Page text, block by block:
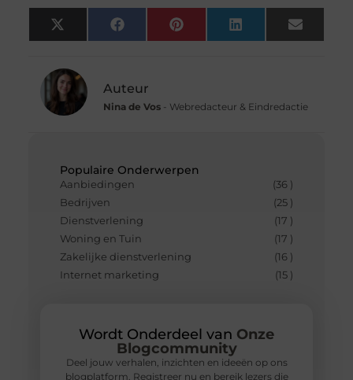
Populaire Onderwerpen
Aanbiedingen
(36 )
Bedrijven
(25 )
Dienstverlening
(17 )
Woning en Tuin
(17 )
Zakelijke dienstverlening
(16 )
Internet marketing
(15 )
Wordt Onderdeel van Onze
Blogcommunity
Deel jouw verhalen, inzichten en ideeën op ons
blogplatform. Registreer nu en bereik lezers die
X
(Twitter)
FacebookPinterest LinkedIn Email
Auteur
Nina de Vos- Webredacteur & Eindredactie